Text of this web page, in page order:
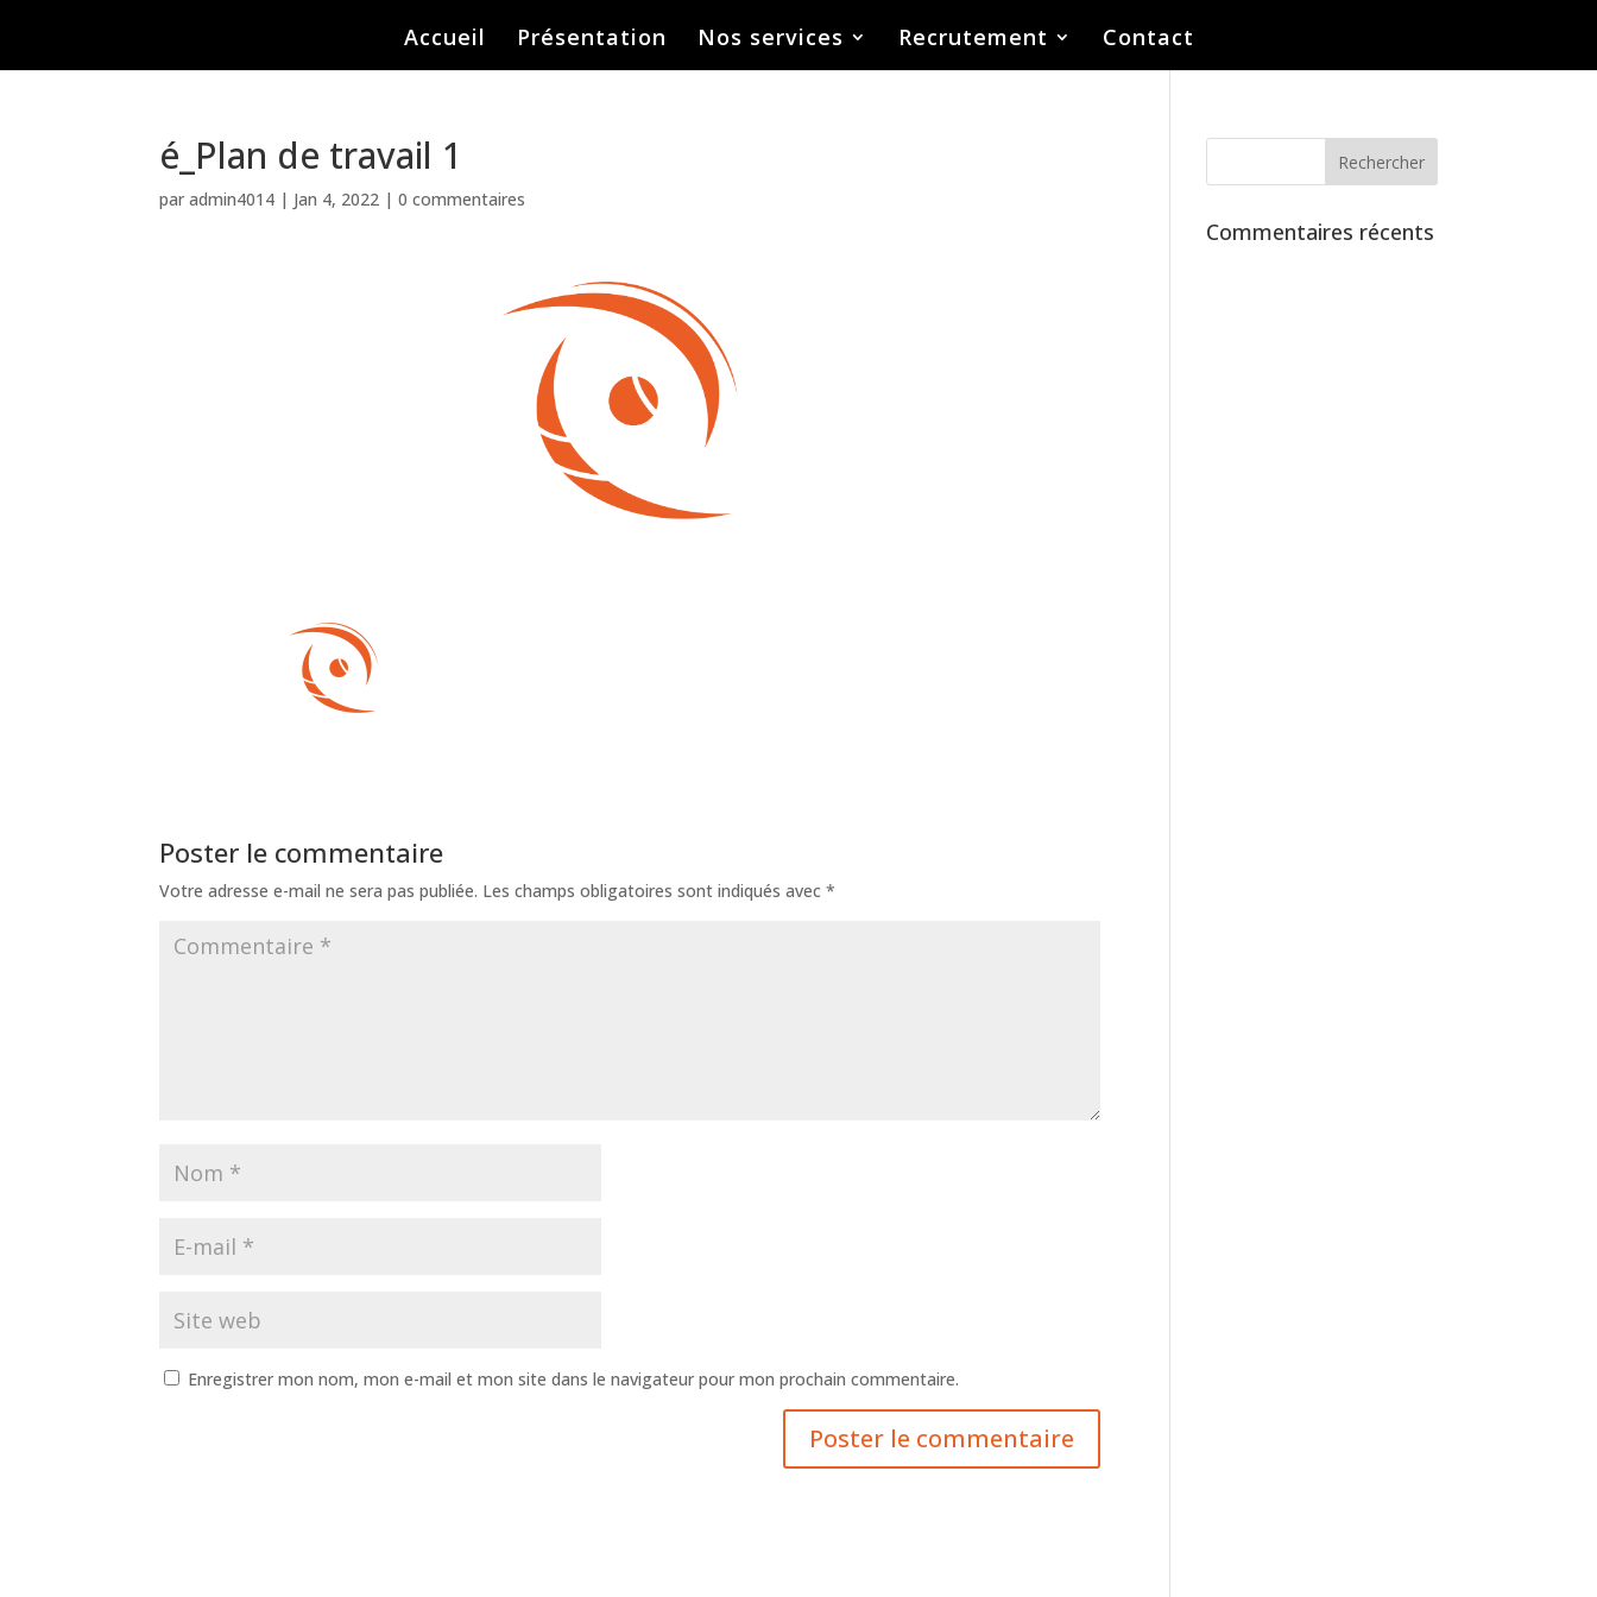
Accueil Présentation Nos services Recrutement Contact
é_Plan de travail 1
paradmin4014 | Jan 4, 2022 |0 commentaires
Poster le commentaire
Votre adresse e-mail ne sera pas publiée. Les champs obligatoires sont indiqués avec*
Enregistrer mon nom, mon e-mail et mon site dans le navigateur pour mon prochain commentaire.
Commentaires récents